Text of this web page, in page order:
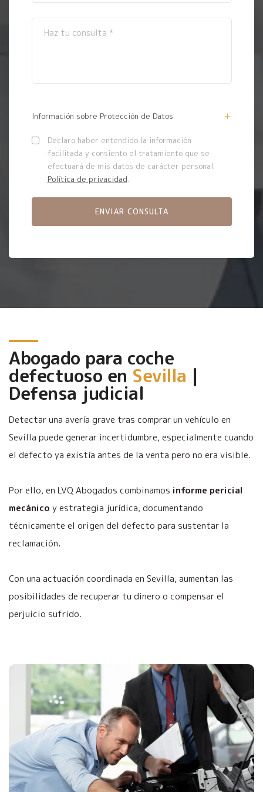
Información sobre Protección de Datos
Declaro haber entendido la información
facilitada y consiento el tratamiento que se
efectuará de mis datos de carácter personal.
Política de privacidad.
Abogado para coche
defectuoso en Sevilla |
Defensa judicial
Detectar una avería grave tras comprar un vehículo en
Sevilla puede generar incertidumbre, especialmente cuando
el defecto ya existía antes de la venta pero no era visible.
Por ello, en LVQ Abogados combinamos informe pericial
mecánico y estrategia jurídica, documentando
técnicamente el origen del defecto para sustentar la
reclamación.
Con una actuación coordinada en Sevilla, aumentan las
posibilidades de recuperar tu dinero o compensar el
perjuicio sufrido.